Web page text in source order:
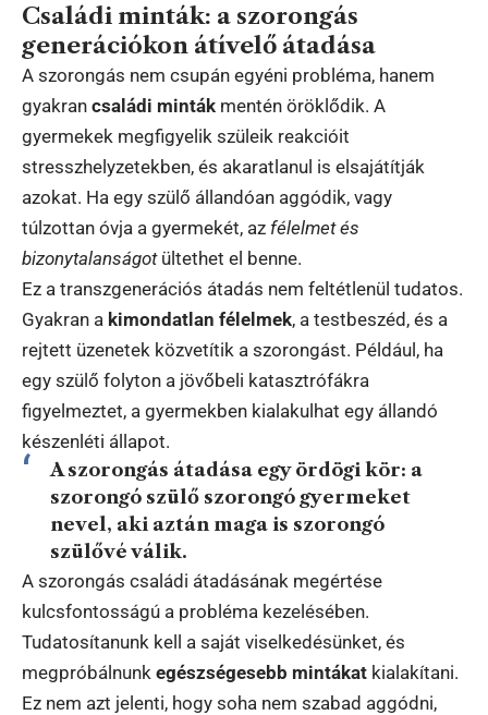
Családi minták: a szorongás
generációkon átívelő átadása
A szorongás nem csupán egyéni probléma, hanem
gyakran családi minták mentén öröklődik. A
gyermekek megfigyelik szüleik reakcióit
stresszhelyzetekben, és akaratlanul is elsajátítják
azokat. Ha egy szülő állandóan aggódik, vagy
túlzottan óvja a gyermekét, az félelmet és
bizonytalanságotültethet el benne.
Ez a transzgenerációs átadás nem feltétlenül tudatos.
Gyakran a kimondatlan félelmek, a testbeszéd, és a
rejtett üzenetek közvetítik a szorongást. Például, ha
egy szülő folyton a jövőbeli katasztrófákra
figyelmeztet, a gyermekben kialakulhat egy állandó
készenléti állapot.
A szorongás átadása egy ördögi kör: a
szorongó szülő szorongó gyermeket
nevel, aki aztán maga is szorongó
szülővé válik.
A szorongás családi átadásának megértése
kulcsfontosságú a probléma kezelésében.
Tudatosítanunk kell a saját viselkedésünket, és
megpróbálnunk egészségesebb mintákat kialakítani.
Ez nem azt jelenti, hogy soha nem szabad aggódni,